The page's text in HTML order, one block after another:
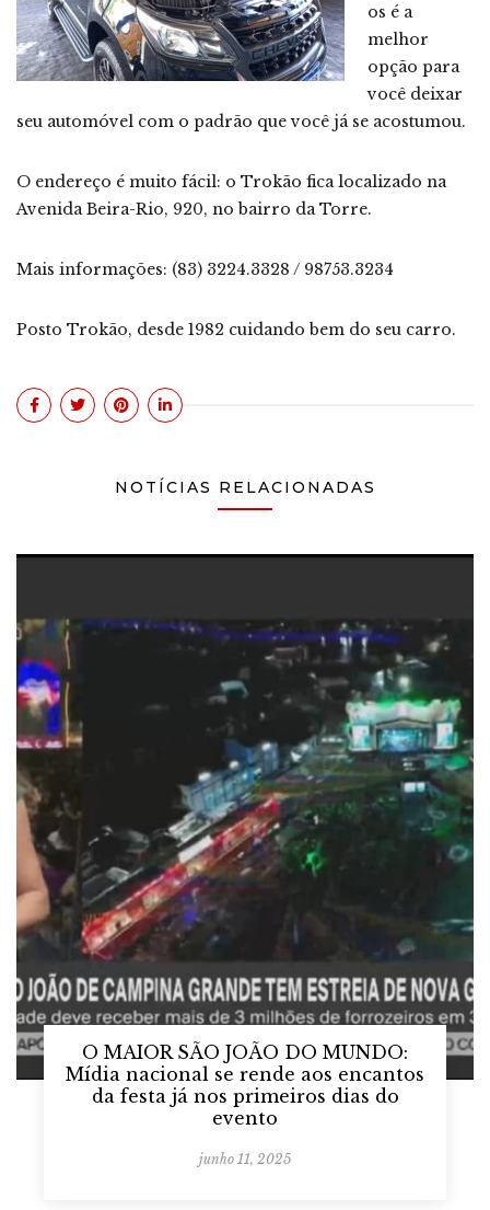
os é a
melhor
opção para
você deixar
seu automóvel com o padrão que você já se acostumou.
O endereço é muito fácil: o Trokão fica localizado na
Avenida Beira-Rio, 920, no bairro da Torre.
Mais informações: (83) 3224.3328 / 98753.3234
Posto Trokão, desde 1982 cuidando bem do seu carro.
NOTÍCIAS RELACIONADAS
O MAIOR SÃO JOÃO DO MUNDO:
Mídia nacional se rende aos encantos
da festa já nos primeiros dias do
evento
junho 11, 2025